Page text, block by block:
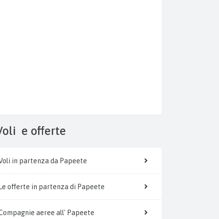
Voli e offerte
in partenza da Papeete
offerte in partenza di Papeete
aeree all' Papeete